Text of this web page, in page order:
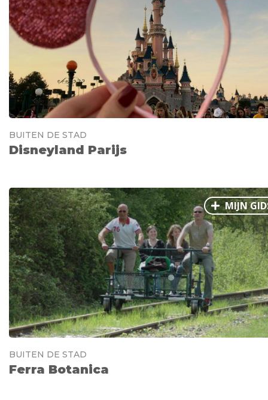
BUITEN DE STAD
Disneyland Parijs
MIJN
BUITEN DE STAD
Ferra Botanica